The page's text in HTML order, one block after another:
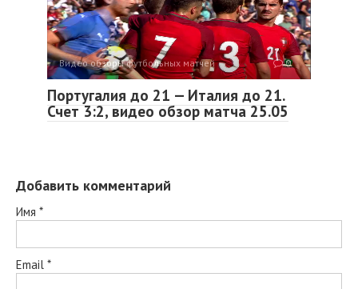
Видео обзоры футбольных матчей 0
Португалия до 21 — Италия до 21.
Счет 3:2, видео обзор матча 25.05
Добавить комментарий
Имя *
Email *